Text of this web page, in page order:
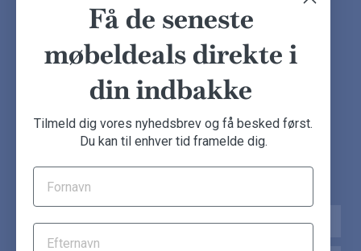
Handelsbetingelser
Kundeudtalelser
Besøg showroom
indbakke.
Få de seneste
møbeldeals direkte i
din indbakke
Tilmeld dig vores nyhedsbrev og få besked først.
Du kan til enhver tid framelde dig.